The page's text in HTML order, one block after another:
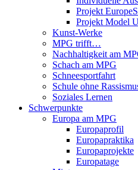
Projekt
Projekt Model
Kunst-Werke
MPG trifft…
Nachhaltigkeit am
Schach am MPG
Schneesportfahrt
Schule ohne
Soziales Lernen
Schwerpunkte
Europa am MPG
Europaprofil
Europapraktika
Europaprojekte
Europatage